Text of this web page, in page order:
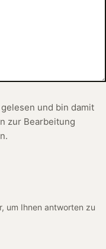
gelesen und bin damit
zur Bearbeitung
um Ihnen antworten zu